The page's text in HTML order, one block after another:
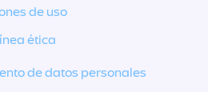
de uso
ética
de datos personales